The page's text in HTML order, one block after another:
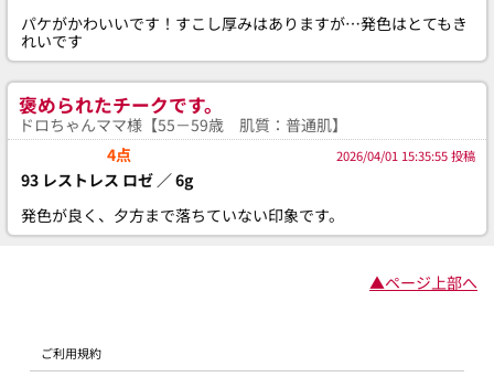
パケがかわいいです！すこし厚みはありますが…発色はとてもき
れいです
褒められたチークです。
ドロちゃんママ様【55－59歳 肌質：普通肌】
4点
2026/04/01 15:35:55 投稿
93 レストレス ロゼ ／ 6g
発色が良く、夕方まで落ちていない印象です。
▲ページ上部へ
ご利用規約